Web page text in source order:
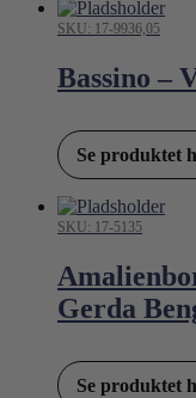
SKU: 17-9936,05
Bassino –
Se produktet
SKU: 17-5135
Gerda
Se produktet